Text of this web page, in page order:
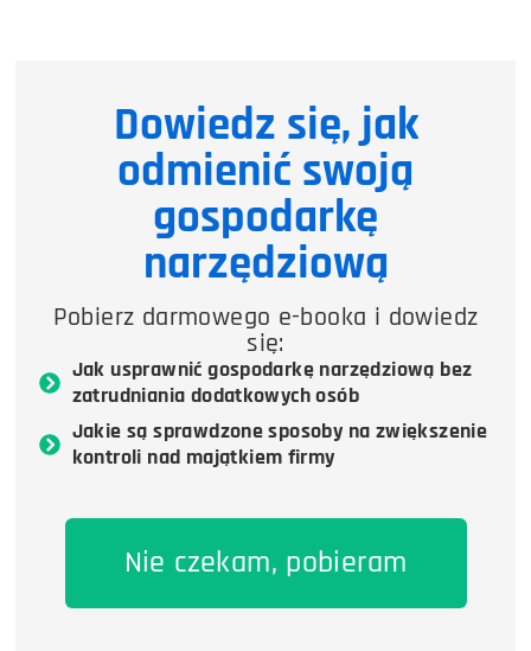
Dowiedz się, jak
odmienić swoją
gospodarkę
narzędziową
Pobierz darmowego e-booka i dowiedz
się:
Jak usprawnić gospodarkę narzędziową bez
zatrudniania dodatkowych osób
Jakie są sprawdzone sposoby na zwiększenie
kontroli nad majątkiem firmy
Nie czekam, pobieram